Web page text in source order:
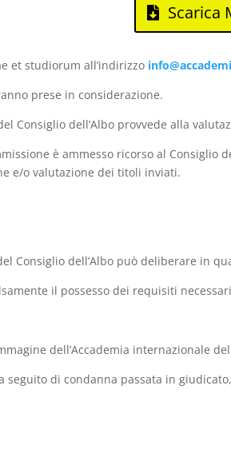
Scarica
et studiorum all’indirizzo
prese in considerazione.
Consiglio dell’Albo provvede alla
è ammesso ricorso al
e/o valutazione dei titoli inviati.
Consiglio dell’Albo può deliberare in
il possesso dei requisiti
dell’Accademia internazionale
di condanna passata in giudicato,